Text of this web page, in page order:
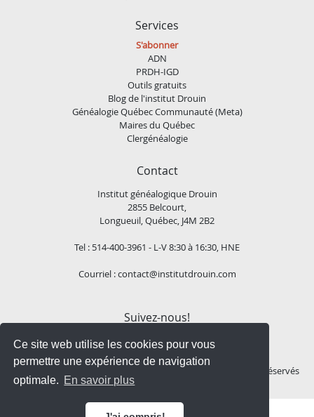
Ce site web utilise les cookies pour vous
permettre une expérience de navigation
optimale. En savoir plus
Services
S'abonner
ADN
PRDH-IGD
Outils gratuits
Blog de l'institut Drouin
Généalogie Québec Communauté (Meta)
Maires du Québec
Clergénéalogie
Contact
Institut généalogique Drouin
2855 Belcourt,
Longueuil, Québec, J4M 2B2
Tel : 514-400-3961 - L-V 8:30 à 16:30, HNE
Courriel :contact@institutdrouin.com
Suivez-nous!
Copyright 2026 Institut généalogique Drouin, Tous droits réservés